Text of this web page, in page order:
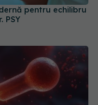
pentru echilibru
PSY